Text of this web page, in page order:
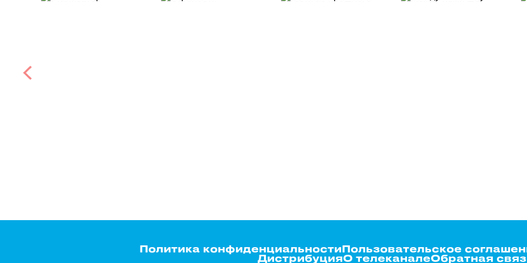
Политика конфиденциальностиПользовательское
ДистрибуцияО телеканалеОбратная